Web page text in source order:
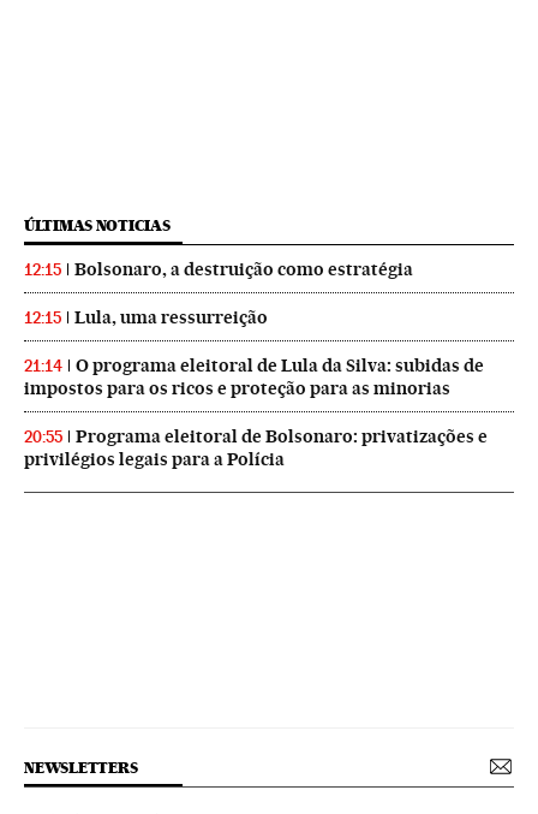
ÚLTIMAS NOTICIAS
12:15 Bolsonaro, a destruição como estratégia
12:15 Lula, uma ressurreição
21:14
O programa eleitoral de Lula da Silva: subidas de
impostos para os ricos e proteção para as minorias
20:55
Programa eleitoral de Bolsonaro: privatizações e
privilégios legais para a Polícia
NEWSLETTERS